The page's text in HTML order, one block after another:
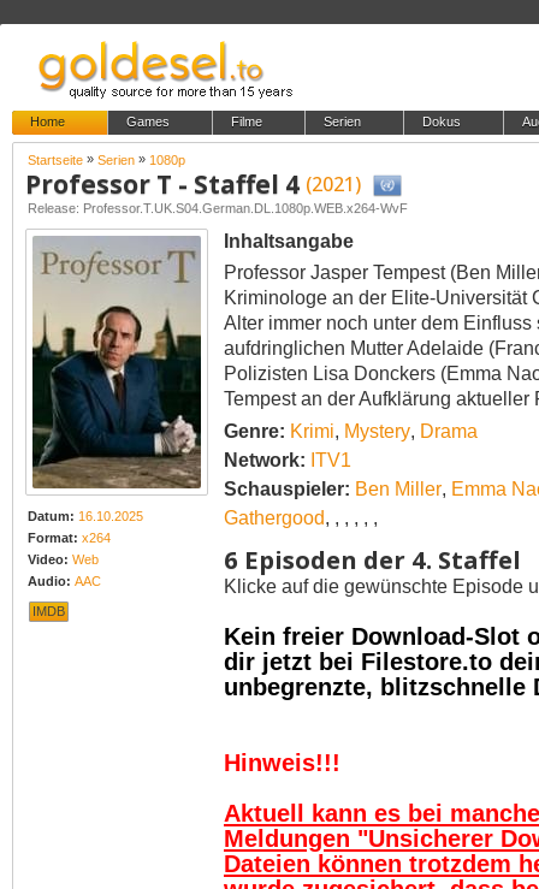
Home Games Filme Serien Dokus
Startseite » Serien » 1080p
Professor T - Staffel 4 (2021)
Release: Professor.T.UK.S04.German.DL.1080p.WEB.x264-WvF
Datum: 16.10.2025
Format: x264
Video: Web
Audio: AAC
IMDB
Inhaltsangabe
Professor Jasper Tempest (Ben
Kriminologe an der Elite-Universität
Alter immer noch unter dem
aufdringlichen Mutter Adelaide
Polizisten Lisa Donckers (Emma
Tempest an der Aufklärung aktueller
Genre: Krimi, Mystery, Drama
Network: ITV1
Schauspieler: Ben Miller, Emma
Gathergood, , , , , ,
6 Episoden der 4. Staffel
Klicke auf die gewünschte Episode
Kein freier Download-Slot
dir jetzt bei Filestore.to
unbegrenzte, blitzschnelle
Hinweis!!!
Aktuell kann es bei
Meldungen "Unsicherer
Dateien können trotzdem